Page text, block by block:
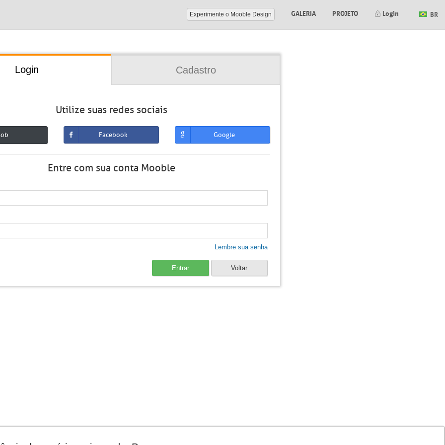
Experimente o Mooble Design GALERIA PROJETO Login BR
Login Cadastro
Utilize suas redes sociais
Facebook Google
Entre com sua conta Mooble
Lembre sua senha
Entrar Voltar